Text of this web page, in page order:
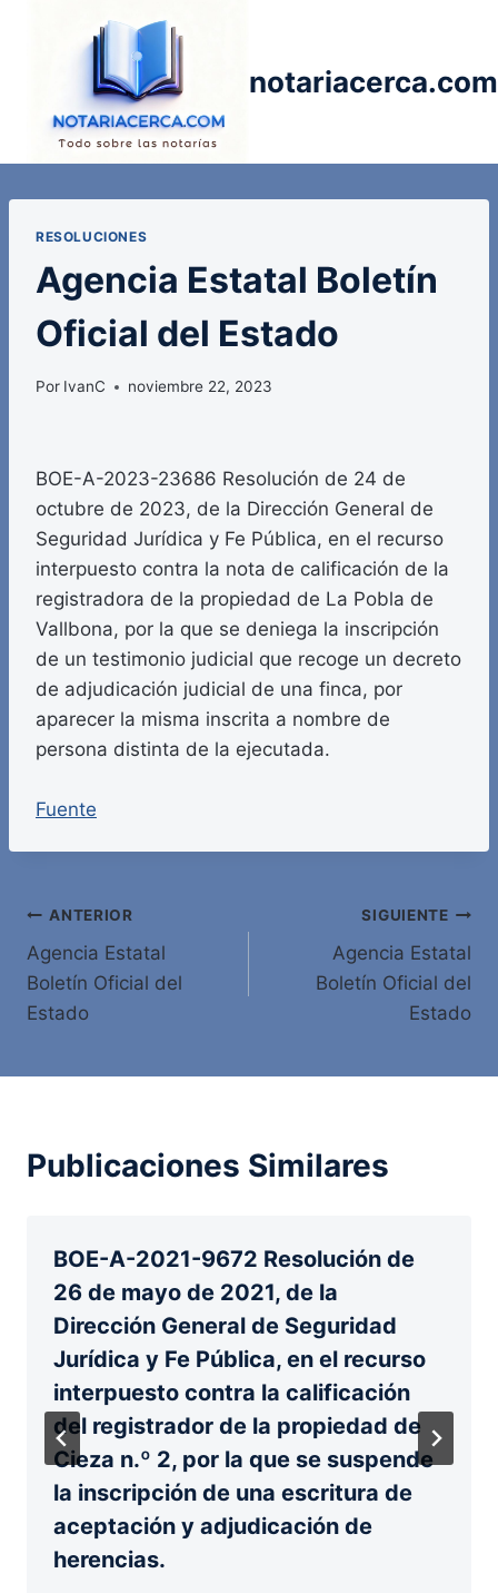
notariacerca.com
RESOLUCIONES
Agencia Estatal Boletín
Oficial del Estado
Por IvanC noviembre 22, 2023
BOE-A-2023-23686 Resolución de 24 de
octubre de 2023, de la Dirección General de
Seguridad Jurídica y Fe Pública, en el recurso
interpuesto contra la nota de calificación de la
registradora de la propiedad de La Pobla de
Vallbona, por la que se deniega la inscripción
de un testimonio judicial que recoge un decreto
de adjudicación judicial de una finca, por
aparecer la misma inscrita a nombre de
persona distinta de la ejecutada.
Fuente
Navegación
de
entradas
ANTERIOR
Agencia Estatal
Boletín Oficial del
Estado
SIGUIENTE
Agencia Estatal
Boletín Oficial del
Estado
Publicaciones Similares
BOE-A-2021-9672 Resolución de
26 de mayo de 2021, de la
Dirección General de Seguridad
Jurídica y Fe Pública, en el recurso
interpuesto contra la calificación
del registrador de la propiedad de
Cieza n.º 2, por la que se suspende
la inscripción de una escritura de
aceptación y adjudicación de
herencias.